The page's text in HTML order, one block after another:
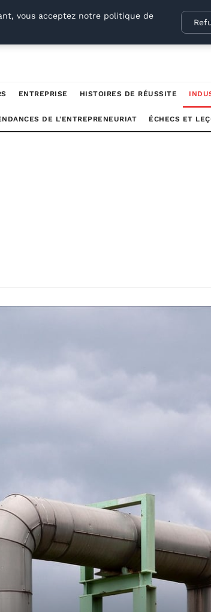
ENTREPRISE HISTOIRES DE RÉUSSITE
DE L'ENTREPRENEURIAT ÉCHECS ET
vous acceptez notre politique de